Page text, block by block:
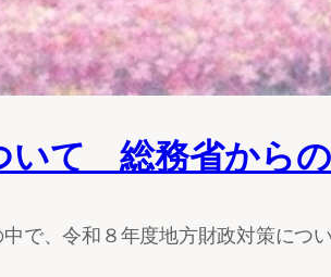
いて 総務省から
で、令和８年度地方財政対策につ